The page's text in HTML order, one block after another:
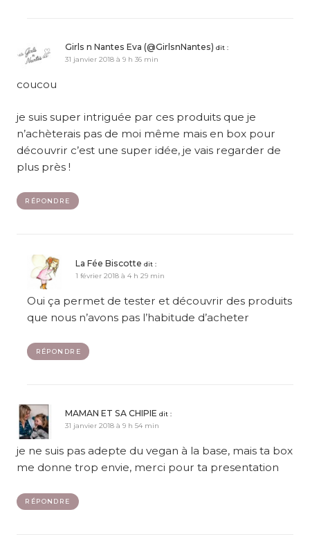
Girls n Nantes Eva (@GirlsnNantes) dit :
31 janvier 2018 à 9 h 36 min
coucou
je suis super intriguée par ces produits que je
n’achèterais pas de moi même mais en box pour
découvrir c’est une super idée, je vais regarder de
plus près !
RÉPONDRE
La Fée Biscotte dit :
1 février 2018 à 4 h 29 min
Oui ça permet de tester et découvrir des produits
que nous n’avons pas l’habitude d’acheter
RÉPONDRE
MAMAN ET SA CHIPIE dit :
31 janvier 2018 à 9 h 54 min
je ne suis pas adepte du vegan à la base, mais ta box
me donne trop envie, merci pour ta presentation
RÉPONDRE